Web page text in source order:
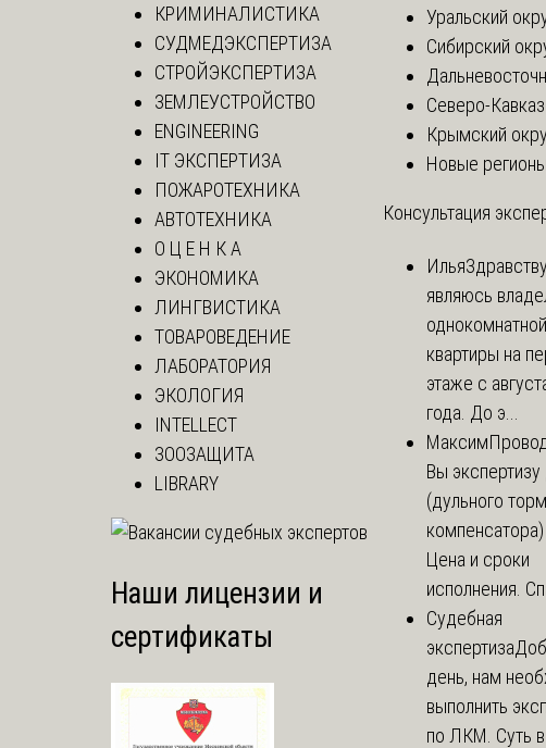
КРИМИНАЛИСТИКА
СУДМЕДЭКСПЕРТИЗА
СТРОЙЭКСПЕРТИЗА
ЗЕМЛЕУСТРОЙСТВО
ENGINEERING
IT ЭКСПЕРТИЗА
ПОЖАРОТЕХНИКА
АВТОТЕХНИКА
О Ц Е Н К А
ЭКОНОМИКА
ЛИНГВИСТИКА
ТОВАРОВЕДЕНИЕ
ЛАБОРАТОРИЯ
ЭКОЛОГИЯ
INTELLECT
ЗООЗАЩИТА
LIBRARY
Наши лицензии и
сертификаты
Уральский
Сибирский
Северо-
Крымский
Новые регионы
Консультация
Илья
являюсь
однокомнатной
квартиры на
этаже с
года. До э...
Максим
Вы
(дульного
компенсатора)
Цена и сроки
исполнения.
Судебная
экспертиза
день, нам
выполнить
по ЛКМ. Суть в